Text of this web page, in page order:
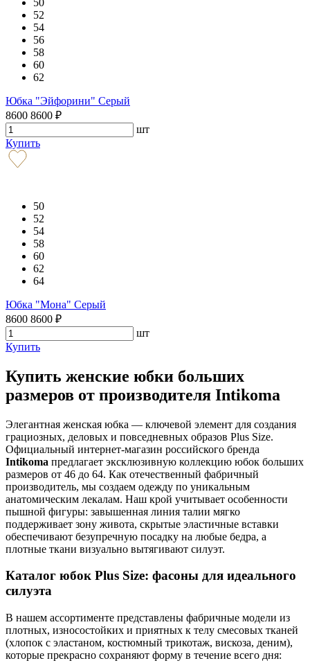
52
54
56
58
60
62
Юбка "Эйфорини" Серый
8600 8600 ₽
шт
Купить
50
52
54
58
60
62
64
Юбка "Мона" Серый
8600 8600 ₽
шт
Купить
Купить женские юбки больших
размеров от производителя Intikoma
Элегантная женская юбка — ключевой элемент для создания
грациозных, деловых и повседневных образов Plus Size.
Официальный интернет-магазин российского бренда
Intikoma предлагает эксклюзивную коллекцию юбок больших
размеров от 46 до 64. Как отечественный фабричный
производитель, мы создаем одежду по уникальным
анатомическим лекалам. Наш крой учитывает особенности
пышной фигуры: завышенная линия талии мягко
поддерживает зону живота, скрытые эластичные вставки
обеспечивают безупречную посадку на любые бедра, а
плотные ткани визуально вытягивают силуэт.
Каталог юбок Plus Size: фасоны для идеального
силуэта
В нашем ассортименте представлены фабричные модели из
плотных, износостойких и приятных к телу смесовых тканей
(хлопок с эластаном, костюмный трикотаж, вискоза, деним),
которые прекрасно сохраняют форму в течение всего дня: